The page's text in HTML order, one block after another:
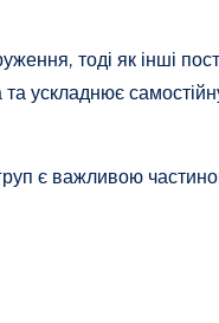
тоді як інші
ускладнює
є важливою